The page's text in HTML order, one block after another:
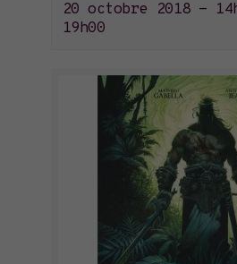
20 octobre 2018 -
19h00